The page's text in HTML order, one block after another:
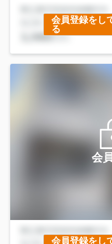
会員登録をし
る
会
会員登録をし